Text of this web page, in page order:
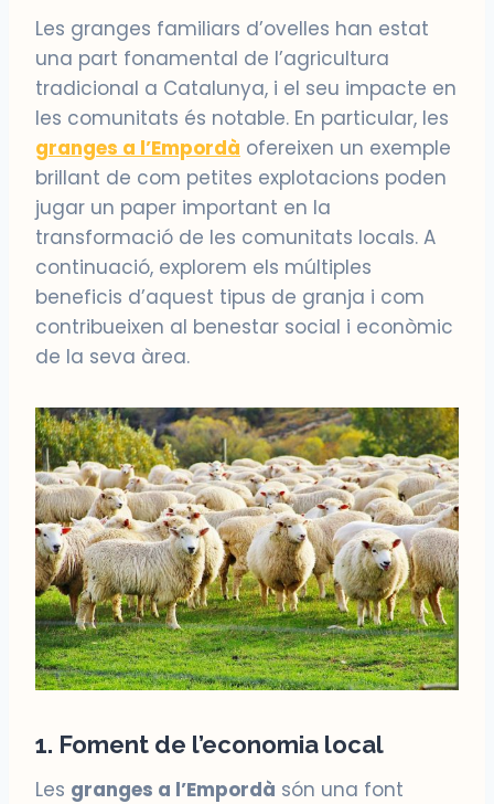
Les granges familiars d’ovelles han estat
una part fonamental de l’agricultura
tradicional a Catalunya, i el seu impacte en
les comunitats és notable. En particular, les
granges a l’Empordà ofereixen un exemple
brillant de com petites explotacions poden
jugar un paper important en la
transformació de les comunitats locals. A
continuació, explorem els múltiples
beneficis d’aquest tipus de granja i com
contribueixen al benestar social i econòmic
de la seva àrea.
1. Foment de l’economia local
Les granges a l’Empordà són una font